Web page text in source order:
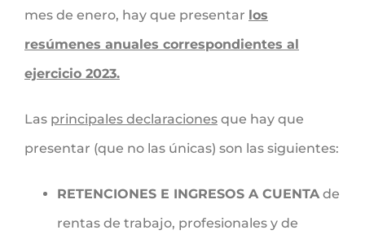
mes de enero, hay que presentar los
resúmenes anuales correspondientes al
ejercicio 2023.
Las principales declaraciones que hay que
presentar (que no las únicas) son las siguientes:
RETENCIONES E INGRESOS A CUENTA de
rentas de trabajo, profesionales y de